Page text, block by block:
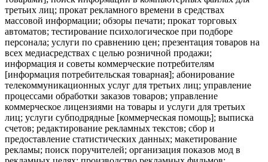
третьих лиц; прокат рекламного времени в средствах
массовой информации; обзоры печати; прокат торговых
автоматов; тестирование психологическое при подборе
персонала; услуги по сравнению цен; презентация товаров на
всех медиасредствах с целью розничной продажи;
информация и советы коммерческие потребителям
[информация потребительская товарная]; абонирование
телекоммуникационных услуг для третьих лиц; управление
процессами обработки заказов товаров; управление
коммерческое лицензиями на товары и услуги для третьих
лиц; услуги субподрядные [коммерческая помощь]; выписка
счетов; редактирование рекламных текстов; сбор и
предоставление статистических данных; макетирование
рекламы; поиск поручителей; организация показов мод в